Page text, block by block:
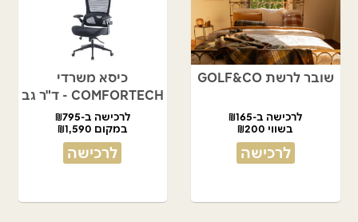
שובר לרשת GOLF&CO
לרכישה ב-₪165
בשווי ₪200
לרכישה
כיסא משרדי
COMFORTECH - ד"ר גב
לרכישה ב-₪795
במקום ₪1,590
לרכישה